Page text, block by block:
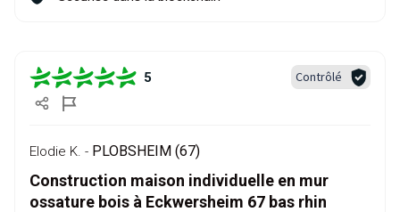
5 Contrôlé
Elodie K. - PLOBSHEIM (67)
Construction maison individuelle en mur
ossature bois à Eckwersheim 67 bas rhin